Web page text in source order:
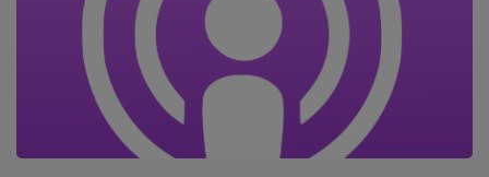
PODCASTS - SAISON 2026/2027